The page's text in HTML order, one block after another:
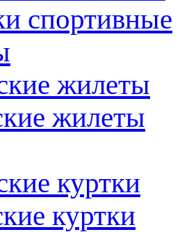
спортивные
жилеты
жилеты
куртки
куртки